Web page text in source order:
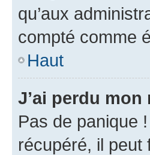
qu’aux
compté comme
Haut
J’ai perdu
Pas de panique
récupéré, il peut